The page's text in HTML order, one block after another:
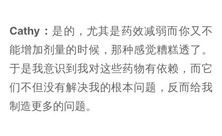
Cathy： 是的，尤其是药效减弱而你又不
能增加剂量的时候，那种感觉糟糕透了。
于是我意识到我对这些药物有依赖，而它
们不但没有解决我的根本问题，反而给我
制造更多的问题。